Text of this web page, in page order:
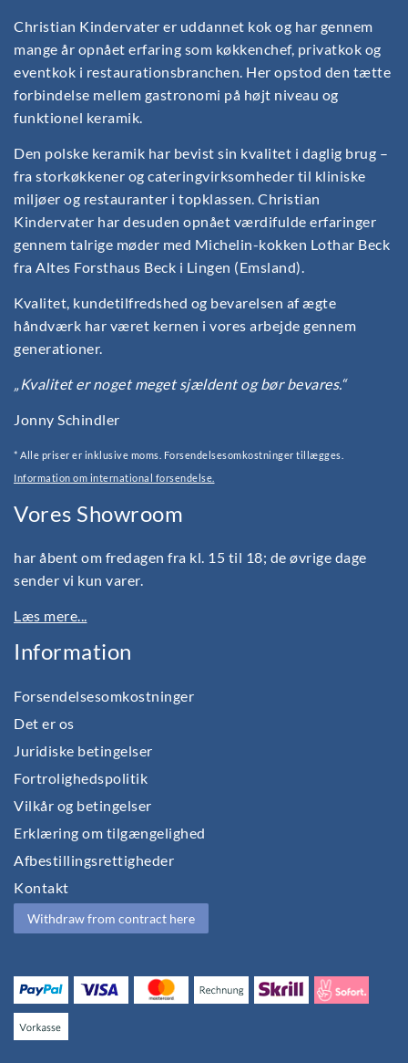
Christian Kindervater er uddannet kok og har gennem
mange år opnået erfaring som køkkenchef, privatkok og
eventkok i restaurationsbranchen. Her opstod den tætte
forbindelse mellem gastronomi på højt niveau og
funktionel keramik.
Den polske keramik har bevist sin kvalitet i daglig brug –
fra storkøkkener og cateringvirksomheder til kliniske
miljøer og restauranter i topklassen. Christian
Kindervater har desuden opnået værdifulde erfaringer
gennem talrige møder med Michelin-kokken Lothar Beck
fra Altes Forsthaus Beck i Lingen (Emsland).
Kvalitet, kundetilfredshed og bevarelsen af ægte
håndværk har været kernen i vores arbejde gennem
generationer.
„Kvalitet er noget meget sjældent og bør bevares.“
Jonny Schindler
* Alle priser er inklusive moms. Forsendelsesomkostninger tillægges.
Information om international forsendelse.
Vores Showroom
har åbent om fredagen fra kl. 15 til 18; de øvrige dage
sender vi kun varer.
Læs mere...
Information
Forsendelsesomkostninger
Det er os
Juridiske betingelser
Fortrolighedspolitik
Vilkår og betingelser
Erklæring om tilgængelighed
Afbestillingsrettigheder
Kontakt
Withdraw from contract here